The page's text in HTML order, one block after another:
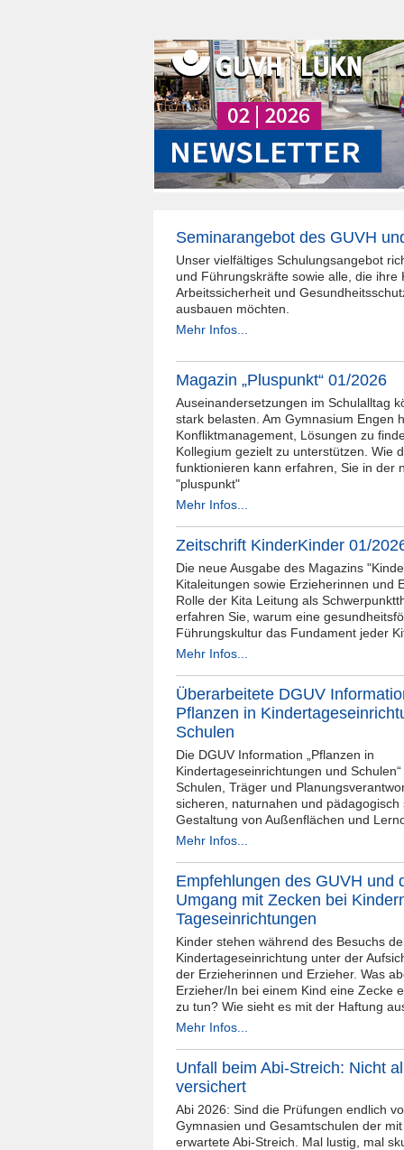
Seminarangebot des GUVH
Unser vielfältiges Schulungsangebot
und Führungskräfte sowie alle, die ihre
Arbeitssicherheit und
ausbauen möchten.
Mehr Infos...
Magazin „Pluspunkt“ 01/2026
Auseinandersetzungen im Schulalltag
stark belasten. Am Gymnasium Engen
Konfliktmanagement, Lösungen zu
Kollegium gezielt zu unterstützen. Wie
funktionieren kann erfahren, Sie in der
"pluspunkt"
Mehr Infos...
Zeitschrift KinderKinder 01/
Die neue Ausgabe des Magazins
Kitaleitungen sowie Erzieherinnen und
Rolle der Kita Leitung als
erfahren Sie, warum eine
Führungskultur das Fundament jeder
Mehr Infos...
Überarbeitete DGUV
Pflanzen in
Schulen
Die DGUV Information „Pflanzen in
Kindertageseinrichtungen und
Schulen, Träger und
sicheren, naturnahen und pädagogisch
Gestaltung von Außenflächen und
Mehr Infos...
Empfehlungen des GUVH und
Umgang mit Zecken bei
Tageseinrichtungen
Kinder stehen während des Besuchs
Kindertageseinrichtung unter der
der Erzieherinnen und Erzieher. Was
Erzieher/In bei einem Kind eine Zecke
zu tun? Wie sieht es mit der Haftung
Mehr Infos...
Unfall beim Abi-Streich: Nicht
versichert
Abi 2026: Sind die Prüfungen endlich
Gymnasien und Gesamtschulen der
erwartete Abi-Streich. Mal lustig, mal